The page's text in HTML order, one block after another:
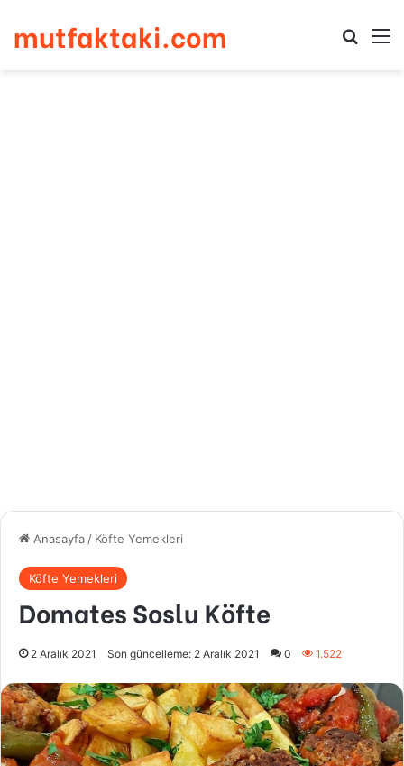
mutfaktaki.com
Anasayfa / Köfte Yemekleri
Köfte Yemekleri
Domates Soslu Köfte
2 Aralık 2021 Son güncelleme: 2 Aralık 2021 0 1.522